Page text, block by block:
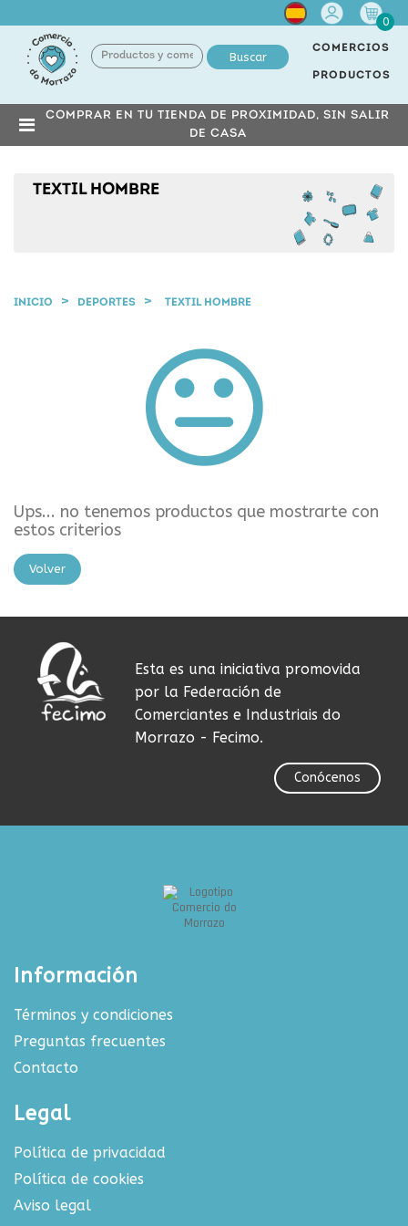
Cuenta
0
Buscar
COMERCIOS
PRODUCTOS
COMPRAR EN TU TIENDA DE PROXIMIDAD, SIN SALIR
DE CASA
TEXTIL HOMBRE
INICIO DEPORTES TEXTIL HOMBRE
Ups... no tenemos productos que mostrarte con
estos criterios
Volver
Esta es una iniciativa promovida
por la Federación de
Comerciantes e Industriais do
Morrazo - Fecimo.
Conócenos
Información
Términos y condiciones
Preguntas frecuentes
Contacto
Legal
Política de privacidad
Política de cookies
Aviso legal